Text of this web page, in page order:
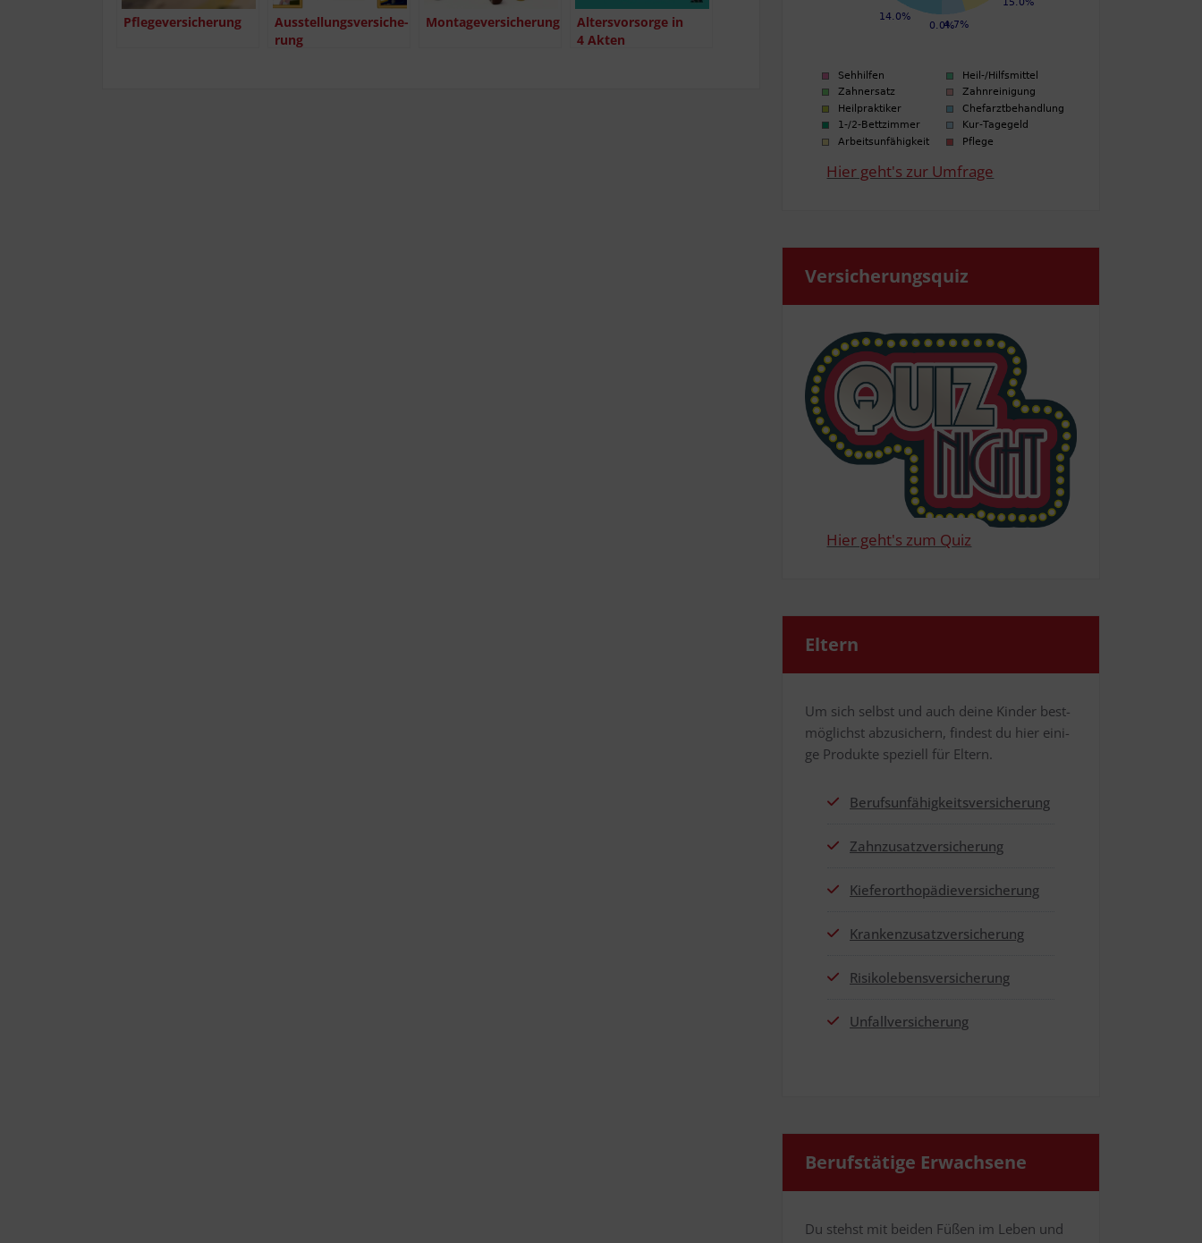
Pfle­ge­ver­si­che­rung
Aus­stel­lungs­ver­si­che­
rung
Mon­ta­ge­ver­si­che­rung
Alters­vor­sor­ge in
4 Akten
Hier geht's zur Umfrage
Ver­si­che­rungs­quiz
Hier geht's zum Quiz
Eltern
Um sich selbst und auch dei­ne Kin­der best­
mög­lichst abzu­si­chern, fin­dest du hier eini­
ge Pro­duk­te spe­zi­ell für Eltern.
Berufs­un­fä­hig­keits­ver­si­che­rung
Zahn­zu­satz­ver­si­che­rung
Kie­fer­or­tho­pä­die­ver­si­che­rung
Kran­ken­zu­satz­ver­si­che­rung
Risi­ko­le­bens­ver­si­che­rung
Unfall­ver­si­che­rung
Berufs­tä­ti­ge Erwachsene
Du stehst mit bei­den Füßen im Leben und